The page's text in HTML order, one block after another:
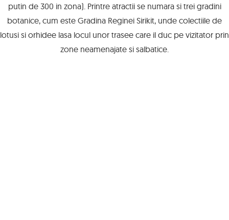
putin de 300 in zona). Printre atractii se numara si trei gradini
botanice, cum este Gradina Reginei Sirikit, unde colectiile de
lotusi si orhidee lasa locul unor trasee care il duc pe vizitator prin
zone neamenajate si salbatice.